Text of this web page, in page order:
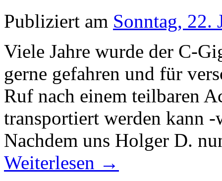
Publiziert am Sonntag, 22.
Viele Jahre wurde der C-
gerne gefahren und für
Ruf nach einem teilbaren
transportiert werden kann
Nachdem uns Holger D.
Weiterlesen →